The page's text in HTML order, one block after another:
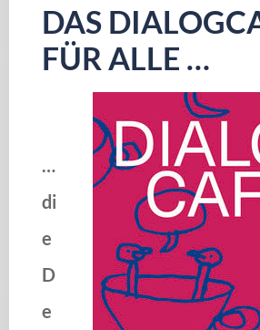
DAS
FÜR ALLE …
…
di
e
D
e